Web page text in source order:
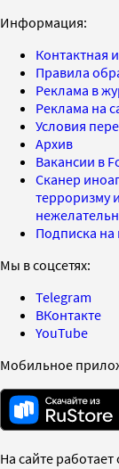
Информация:
Контактная
Правила
Реклама в
Реклама на
Условия
Архив
Вакансии в
Сканер
терроризму
Подписка
Мы в соцсетях:
Telegram
ВКонтакте
YouTube
Мобильное
На сайте работает